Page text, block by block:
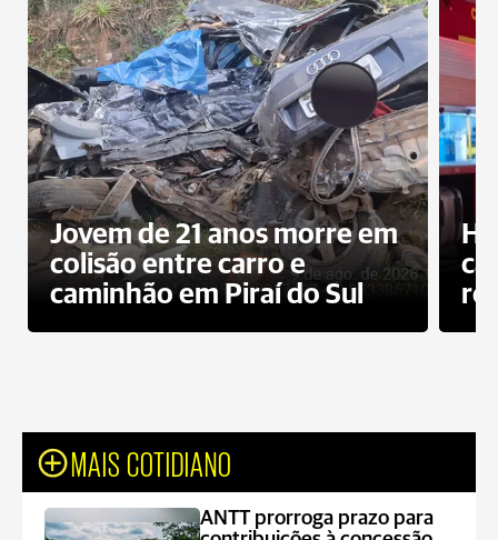
Jovem de 21 anos morre em
colisão entre carro e
caminhão em Piraí do Sul
MAIS COTIDIANO
ANTT prorroga prazo para